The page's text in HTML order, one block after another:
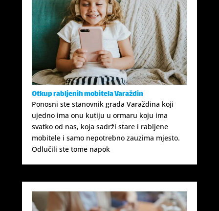
Otkup rabljenih mobitela Varaždin
Ponosni ste stanovnik grada Varaždina koji
ujedno ima onu kutiju u ormaru koju ima
svatko od nas, koja sadrži stare i rabljene
mobitele i samo nepotrebno zauzima mjesto.
Odlučili ste tome napok